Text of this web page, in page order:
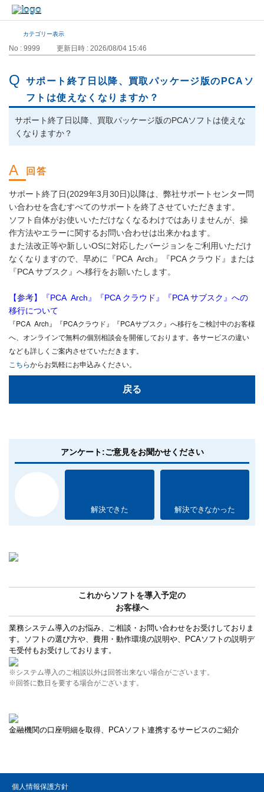
カテゴリー表示
No : 9999 更新日時 : 2026/08/04 15:46
サポート終了日以降、買取パッケージ版のPCAソ
フトは使えなくなりますか？
サポート終了日以降、買取パッケージ版のPCAソフトは使えな
くなりますか？
サポート終了日(2029年3月30日)以降は、弊社サポートセンター問
い合わせを含むすべてのサポートを終了させていただきます。
ソフト自体がお使いいただけなくなるわけではありませんが、操
作方法やエラーに関するお問い合わせは出来かねます。
また法改正等や新しいOSに対応したバージョンをご利用いただけ
なくなりますので、早めに『PCA Arch』『PCA クラウド』または
『PCA サブスク』へ移行をお願いたします。
【参考】『PCA Arch』『PCA クラウド』『PCA サブスク』への
移行について
『PCA Arch』『PCAクラウド』『PCAサブスク』へ移行をご検討中のお客様
へ、オンラインで無料の個別相談会を開催しております。各サービスの違い
なども詳しくご案内させていただきます。
こちらからお気軽にお申込みください。
戻る
アンケート:ご意見をお聞かせください
解決できた 解決できなかった
これからソフトを導入予定の
お客様へ
業務システム導入のお悩み、ご相談・お問い合わせをお受けしておりま
す。ソフトの選び方や、費用・動作環境の説明や、PCAソフトの説明デ
モ受付もお受けしております。
※システム導入のご相談以外は回答出来ない場合がございます。
※回答に数日を要する場合がございます。
金融機関の口座明細を取得、PCAソフト連携するサービスのご紹介
個人情報保護方針